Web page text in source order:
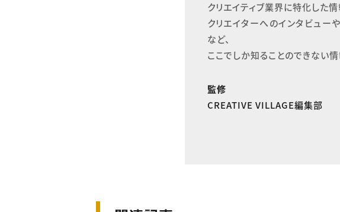
クリエイティブ業界に特化した情
クリエイターへのインタビュー
など、
ここでしか知ることのできない
監修
CREATIVE VILLAGE編集部